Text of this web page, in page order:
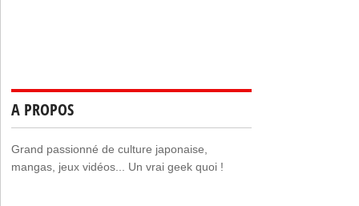
A PROPOS
Grand passionné de culture japonaise,
mangas, jeux vidéos... Un vrai geek quoi !